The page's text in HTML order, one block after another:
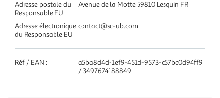
Adresse postale du
Responsable EU
Avenue de la Motte 59810 Lesquin FR
Adresse électronique
du Responsable EU
contact@sc-ub.com
Réf / EAN :
a5ba8d4d-1ef9-451d-9573-c57bc0d94ff9
/ 3497674188849